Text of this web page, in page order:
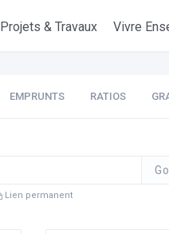
Projets & Travaux Vivre
EMPRUNTS RATIOS
Lien permanent